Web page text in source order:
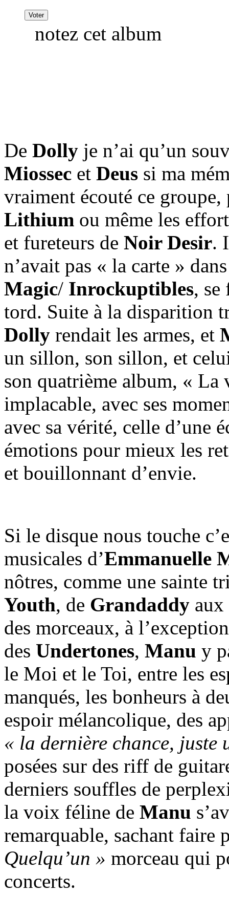
notez cet album
De Dolly je n’ai qu’un
Miossec et Deus si ma
vraiment écouté ce groupe,
Lithium ou même les
et fureteurs de Noir Desir.
n’avait pas « la carte »
Magic/ Inrockuptibles, se
tord. Suite à la disparition
Dolly rendait les armes, et
un sillon, son sillon, et
son quatrième album, « La
implacable, avec ses
avec sa vérité, celle d’une
émotions pour mieux les
et bouillonnant d’envie.
Si le disque nous touche
musicales d’Emmanuelle
nôtres, comme une sainte
Youth, de Grandaddy aux
des morceaux, à
des Undertones, Manu y
le Moi et le Toi, entre les
manqués, les bonheurs à
espoir mélancolique, des
« la dernière chance, juste
posées sur des riff de
derniers souffles de
la voix féline de Manu
remarquable, sachant faire
Quelqu’un » morceau qui
concerts.